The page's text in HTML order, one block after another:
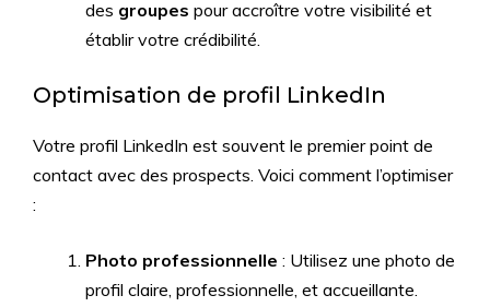
des groupes pour accroître votre visibilité et
établir votre crédibilité.
Optimisation de profil LinkedIn
Votre profil LinkedIn est souvent le premier point de
contact avec des prospects. Voici comment l’optimiser
:
Photo professionnelle : Utilisez une photo de
profil claire, professionnelle, et accueillante.